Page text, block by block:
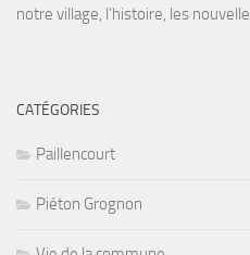
notre village, l’histoire, les
CATÉGORIES
Paillencourt
Piéton Grognon